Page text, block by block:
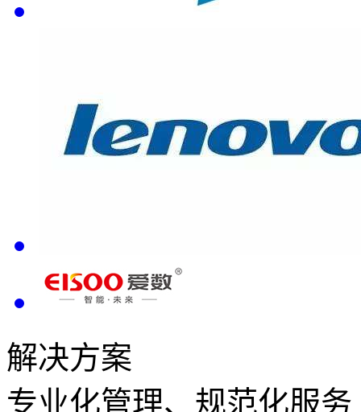
解决方案
专业化管理、规范化服务